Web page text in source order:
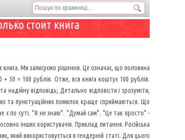
стоит книга
книга. Ми записуємо рішення. Це означає, що половина
50 = 100 рублів. Отже, вся книга коштує 100 рублів.
відповідь; Детально відповісти і зрозуміти,
та пунктуаційних помилок краще сприймаються. Що
є по суті. "Я не знаю". "Думай сам". "Це так просто" -
інших користувачів. Приклад питання. Російська
який використовується в гендерній статі. Для цього